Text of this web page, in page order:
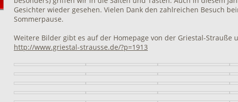
Gesichter wieder gesehen. Vielen Dank den zahlreichen Besuch
Sommerpause.
Weitere Bilder gibt es auf der Homepage von der Griestal-Strauße
http://www.griestal-strausse.de/?p=1913